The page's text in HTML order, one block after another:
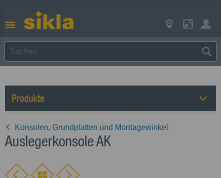
Produkte
Konsolen, Grundplatten und Montagewinkel
Auslegerkonsole AK